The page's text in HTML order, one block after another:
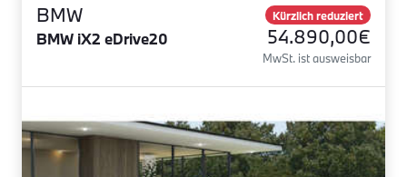
BMW
BMW iX2 eDrive20
Kürzlich reduziert
54.890,00€
MwSt. ist ausweisbar